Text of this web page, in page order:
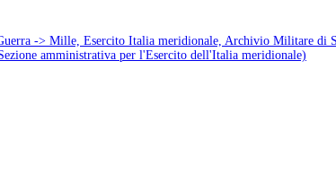
-> Mille, Esercito Italia meridionale, Archivio Militare di
amministrativa per l'Esercito dell'Italia meridionale)